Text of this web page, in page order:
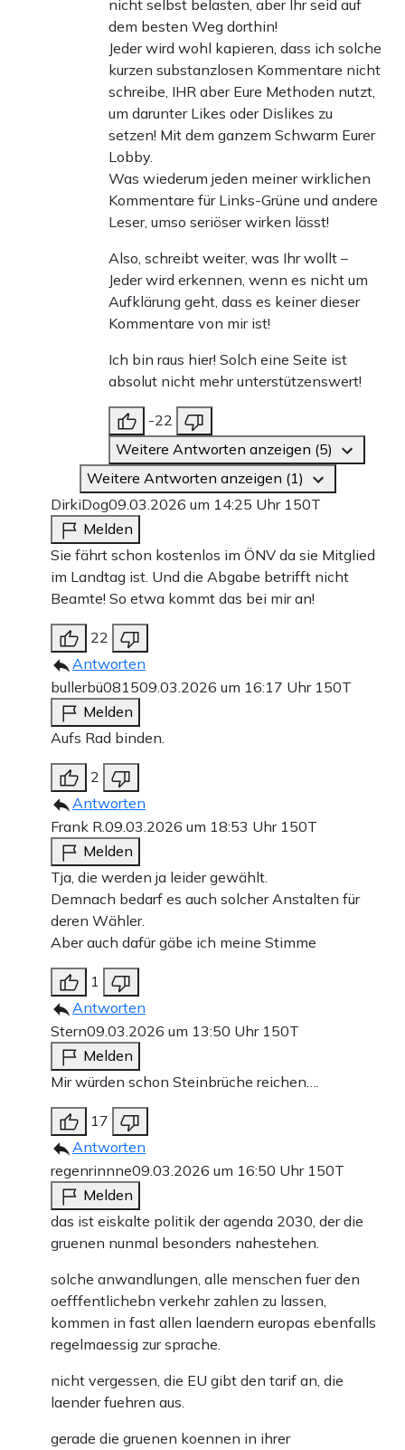
nicht selbst belasten, aber Ihr seid auf
dem besten Weg dorthin!
Jeder wird wohl kapieren, dass ich solche
kurzen substanzlosen Kommentare nicht
schreibe, IHR aber Eure Methoden nutzt,
um darunter Likes oder Dislikes zu
setzen! Mit dem ganzem Schwarm Eurer
Lobby.
Was wiederum jeden meiner wirklichen
Kommentare für Links-Grüne und andere
Leser, umso seriöser wirken lässt!
Also, schreibt weiter, was Ihr wollt –
Jeder wird erkennen, wenn es nicht um
Aufklärung geht, dass es keiner dieser
Kommentare von mir ist!
Ich bin raus hier! Solch eine Seite ist
absolut nicht mehr unterstützenswert!
-22
Weitere Antworten anzeigen (5)
Weitere Antworten anzeigen (1)
DirkiDog09.03.2026 um 14:25 Uhr 150T
Melden
Sie fährt schon kostenlos im ÖNV da sie Mitglied
im Landtag ist. Und die Abgabe betrifft nicht
Beamte! So etwa kommt das bei mir an!
22
Antworten
bullerbü081509.03.2026 um 16:17 Uhr 150T
Melden
Aufs Rad binden.
2
Antworten
Frank R.09.03.2026 um 18:53 Uhr 150T
Melden
Tja, die werden ja leider gewählt.
Demnach bedarf es auch solcher Anstalten für
deren Wähler.
Aber auch dafür gäbe ich meine Stimme
1
Antworten
Stern09.03.2026 um 13:50 Uhr 150T
Melden
Mir würden schon Steinbrüche reichen….
17
Antworten
regenrinnne09.03.2026 um 16:50 Uhr 150T
Melden
das ist eiskalte politik der agenda 2030, der die
gruenen nunmal besonders nahestehen.
solche anwandlungen, alle menschen fuer den
oefffentlichebn verkehr zahlen zu lassen,
kommen in fast allen laendern europas ebenfalls
regelmaessig zur sprache.
nicht vergessen, die EU gibt den tarif an, die
laender fuehren aus.
gerade die gruenen koennen in ihrer